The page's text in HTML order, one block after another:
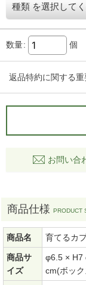
種類 を選択して
数量: 個
返品特約に関する
お問い合
商品仕様
商品名 育てるカ
商品サ
イズ
φ6.5 × H7
cm(ボッ